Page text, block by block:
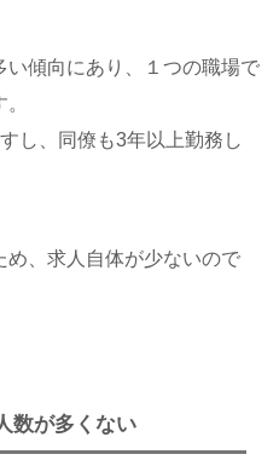
い傾向にあり、１つの職場で
し、同僚も3年以上勤務し
め、求人自体が少ないので
数が多くない